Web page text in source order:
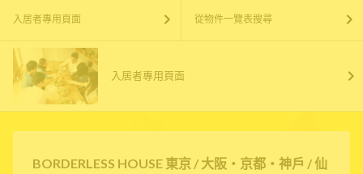
BORDERLESS HOUSE 東京 / 大阪・京都・神戶 / 仙
入居者專用頁面 從物件一覽表搜尋
入居者專用頁面